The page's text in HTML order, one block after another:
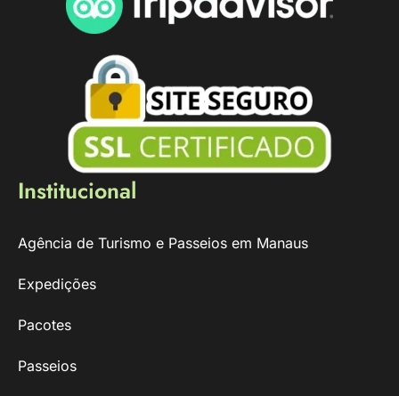
Institucional
Agência de Turismo e Passeios em Manaus
Expedições
Pacotes
Passeios